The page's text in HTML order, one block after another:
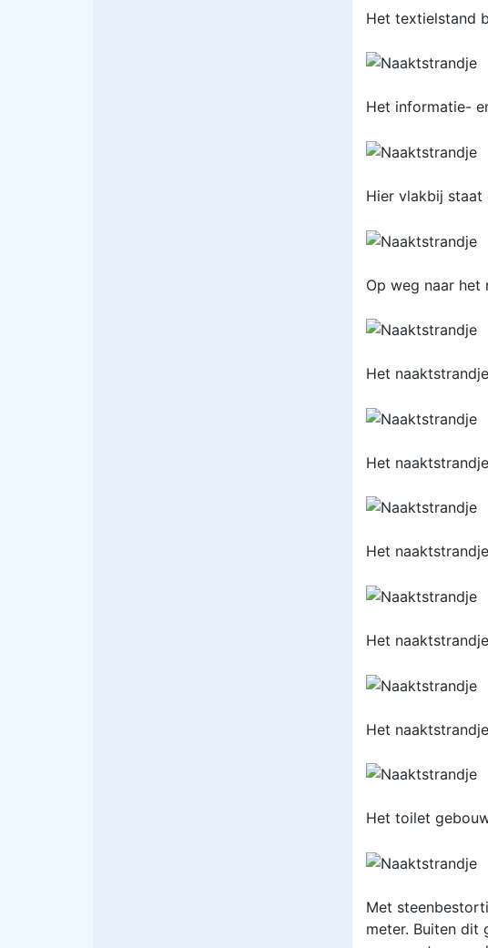
Het textielstand
Het informatie-
Hier vlakbij
Op weg naar het
Het
Het
Het
Het
Het
Het toilet
Met
meter. Buiten dit